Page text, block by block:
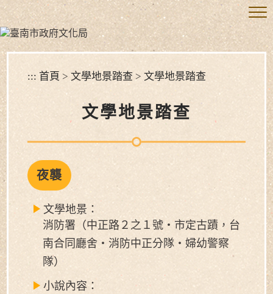
跳
到
主
要
內
容
塊
::: 首頁 > 文學地景踏查 > 文學地景踏查
文學地景踏查
夜襲
文學地景：
消防署（中正路２之１號‧市定古蹟，台
南合同廳舍‧消防中正分隊‧婦幼警察
隊）
小說內容：